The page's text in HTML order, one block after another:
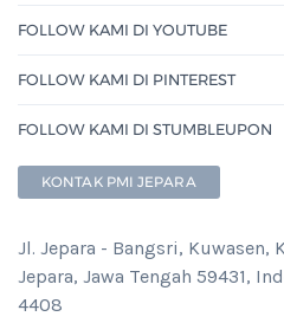
FOLLOW KAMI DI YOUTUBE
FOLLOW KAMI DI PINTEREST
FOLLOW KAMI DI STUMBLEUPON
KONTAK PMI JEPARA
Jl. Jepara - Bangsri, Kuwasen,
Jepara, Jawa Tengah 59431,
4408